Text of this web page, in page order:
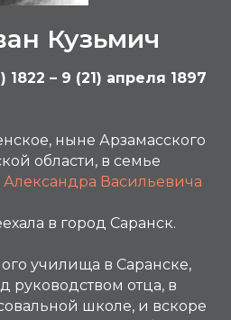
Кузьмич
– 9 (21) апреля 1897
ныне Арзамасского
области, в семье
Александра Васильевича
в город Саранск.
училища в Саранске,
руководством отца, в
школе, и вскоре